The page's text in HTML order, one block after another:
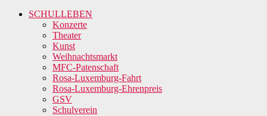
SCHULLEBEN
Konzerte
Theater
Kunst
Weihnachtsmarkt
MFC-Patenschaft
Rosa-Luxemburg-Fahrt
Rosa-Luxemburg-Ehrenpreis
GSV
Schulverein